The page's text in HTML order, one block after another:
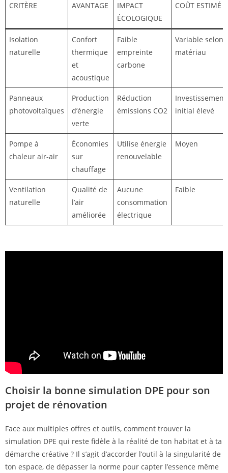
CRITÈRE AVANTAGE
IMPACT
ÉCOLOGIQUE
COÛT ESTIMÉ
Isolation
naturelle
Confort
thermique
et
acoustique
Faible
empreinte
carbone
Variable selon
matériau
Panneaux
photovoltaïques
Production
d’énergie
verte
Réduction
émissions CO2
Investissement
initial élevé
Pompe à
chaleur air-air
Économies
sur
chauffage
Utilise énergie
renouvelable
Moyen
Ventilation
naturelle
Qualité de
l’air
améliorée
Aucune
consommation
électrique
Faible
Choisir la bonne simulation DPE pour son
projet de rénovation
Face aux multiples offres et outils, comment trouver la
simulation DPE qui reste fidèle à la réalité de ton habitat et à ta
démarche créative ? Il s’agit d’accorder l’outil à la singularité de
ton espace, de dépasser la norme pour capter l’essence même